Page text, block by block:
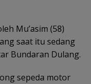
Mu’asim (58)
saat itu sedang
Bundaran Dulang.
sepeda motor